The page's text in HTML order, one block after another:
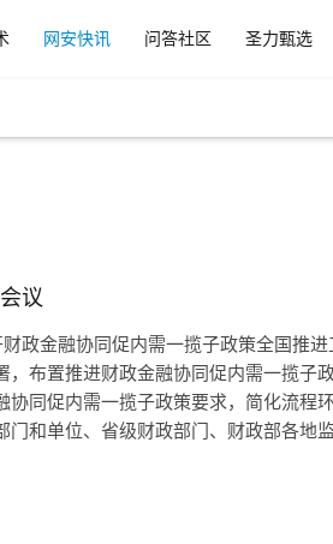
网安快讯 问答社区 圣力甄选
议
政金融协同促内需一揽子政策全国推进
布置推进财政金融协同促内需一揽子
同促内需一揽子政策要求，简化流程
和单位、省级财政部门、财政部各地